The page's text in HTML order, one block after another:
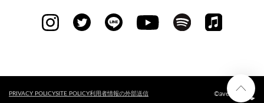
PRIVACY POLICYSITE POLICY利用者情報の外部送信 ©avex